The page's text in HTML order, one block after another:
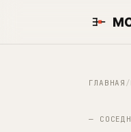
ГЛАВНАЯ /
—